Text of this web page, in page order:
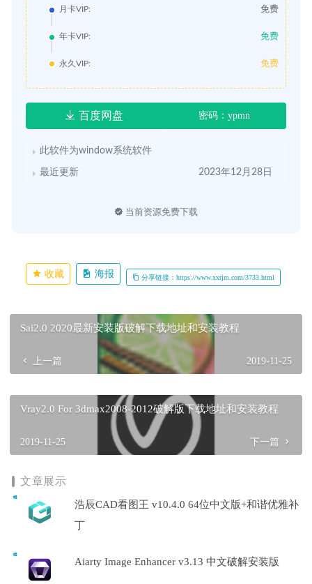
月卡VIP: 免费
年卡VIP: 免费
永久VIP: 免费
百度网盘 密码：ypmn
此软件为window系统软件
最近更新 2023年12月28日
当前资源免费下载
收藏 海报 分享链接：https://www.xxrjm.com/3733.html
Sai2.0 2020最新安装版破解下载地址和安装教程
上一篇 2019-11-25
Vray2.0 For 3dmax2008-2012破解版下载地址和安装教程
2019-11-25 下一篇
文章展示
浩辰CAD看图王 v10.4.0 64位中文版+和谐优雅补
丁
Aiarty Image Enhancer v3.13 中文破解安装版